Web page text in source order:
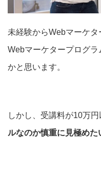
未経験からWebマーケ
Webマーケタープログ
かと思います。
しかし、受講料が10万円
ルなのか慎重に見極めた